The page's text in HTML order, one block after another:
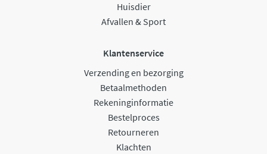
Huisdier
Afvallen & Sport
Klantenservice
Verzending en bezorging
Betaalmethoden
Rekeninginformatie
Bestelproces
Retourneren
Klachten